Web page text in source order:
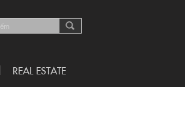
REAL ESTATE